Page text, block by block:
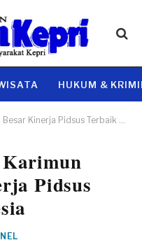
HUKUM &
Pidsus Terbaik se-Indonesia
Pidsus